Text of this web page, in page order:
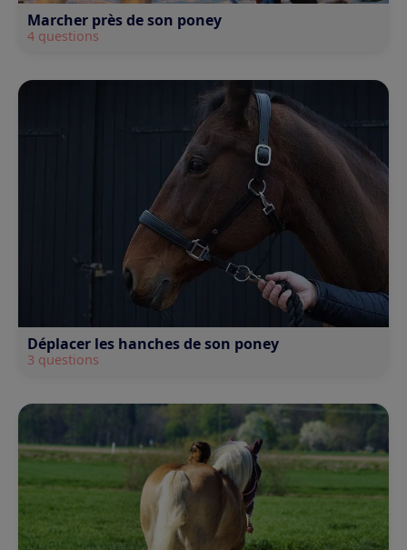
Marcher près de son poney
4 questions
Déplacer les hanches de son poney
3 questions